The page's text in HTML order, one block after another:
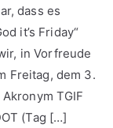
dass es
it’s Friday“
in Vorfreude
Freitag, dem 3.
TGIF
(Tag […]